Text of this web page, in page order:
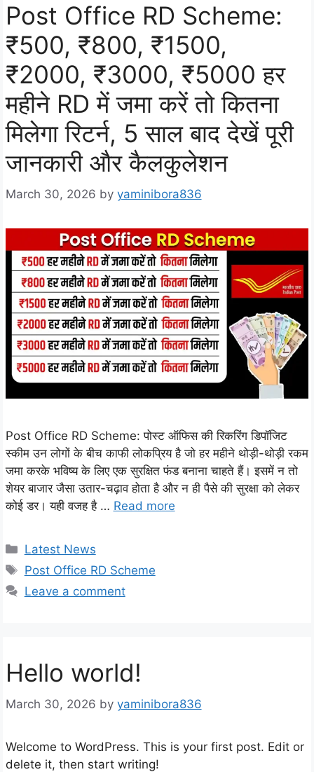
Post Office RD Scheme:
₹500, ₹800, ₹1500,
₹2000, ₹3000, ₹5000 हर
महीने RD में जमा करें तो कितना
मिलेगा रिटर्न, 5 साल बाद देखें पूरी
जानकारी और कैलकुलेशन
March 30, 2026 by yaminibora836
Post Office RD Scheme: पोस्ट ऑफिस की रिकरिंग डिपॉजिट
स्कीम उन लोगों के बीच काफी लोकप्रिय है जो हर महीने थोड़ी-थोड़ी रकम
जमा करके भविष्य के लिए एक सुरक्षित फंड बनाना चाहते हैं। इसमें न तो
शेयर बाजार जैसा उतार-चढ़ाव होता है और न ही पैसे की सुरक्षा को लेकर
कोई डर। यही वजह है … Read more
Categories
Latest News
Tags
Post Office RD Scheme
Leave a comment
Hello world!
March 30, 2026 by yaminibora836
Welcome to WordPress. This is your first post. Edit or
delete it, then start writing!